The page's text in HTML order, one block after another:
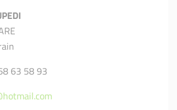
63 58 93